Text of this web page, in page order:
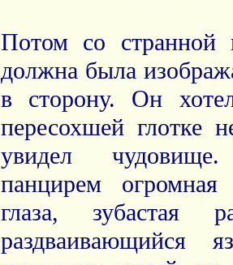
Потом со странной
должна была
в сторону. Он
пересохшей глотке
увидел
панцирем
глаза, зубастая
раздваивающийся